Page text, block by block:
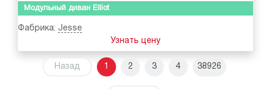
Модульный диван Elliot
Фабрика: Jesse
Узнать цену
Назад 1 2 3 4 38926